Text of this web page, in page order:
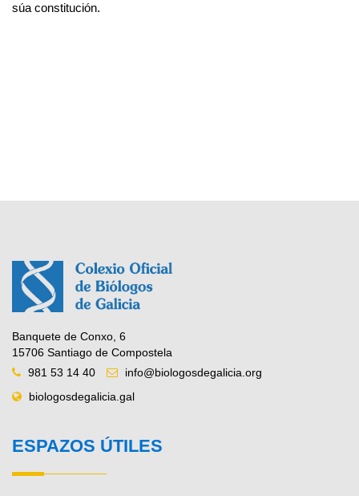
súa constitución.
Banquete de Conxo, 6
15706 Santiago de Compostela
981 53 14 40
info@biologosdegalicia.org
biologosdegalicia.gal
ESPAZOS ÚTILES